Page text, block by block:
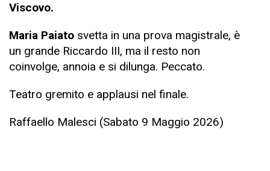
Viscovo.
Maria Paiato svetta in una prova magistrale, è
un grande Riccardo III, ma il resto non
coinvolge, annoia e si dilunga. Peccato.
Teatro gremito e applausi nel finale.
Raffaello Malesci (Sabato 9 Maggio 2026)